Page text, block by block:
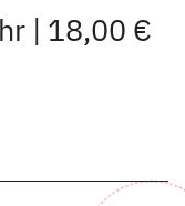
| 18,00 €